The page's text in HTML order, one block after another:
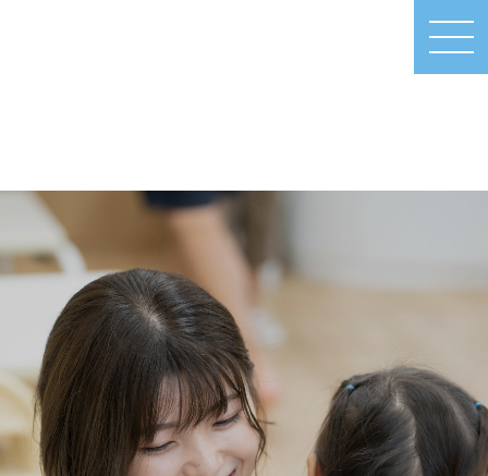
MEN
U